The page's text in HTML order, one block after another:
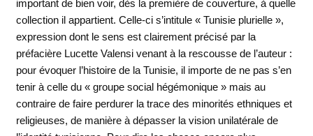
important de bien voir, dès la première de couverture, à quelle
collection il appartient. Celle-ci s’intitule « Tunisie plurielle »,
expression dont le sens est clairement précisé par la
préfacière Lucette Valensi venant à la rescousse de l’auteur :
pour évoquer l’histoire de la Tunisie, il importe de ne pas s’en
tenir à celle du « groupe social hégémonique » mais au
contraire de faire perdurer la trace des minorités ethniques et
religieuses, de manière à dépasser la vision unilatérale de